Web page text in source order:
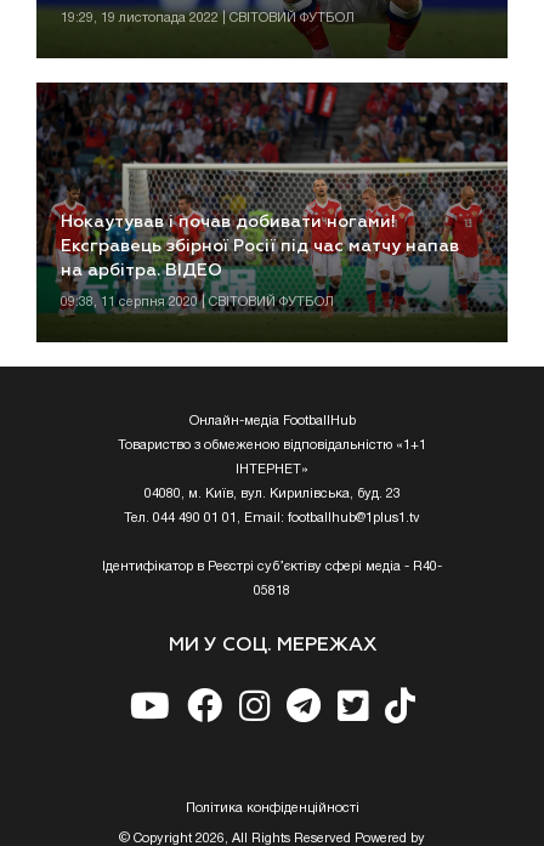
19:29, 19 листопада 2022 | СВІТОВИЙ ФУТБОЛ
Нокаутував і почав добивати ногами!
Ексгравець збірної Росії під час матчу напав
на арбітра. ВІДЕО
09:38, 11 серпня 2020 | СВІТОВИЙ ФУТБОЛ
Онлайн-медіа FootballHub
Товариство з обмеженою відповідальністю «1+1
ІНТЕРНЕТ»
04080, м. Київ, вул. Кирилівська, буд. 23
Тел. 044 490 01 01, Email: footballhub@1plus1.tv
Ідентифікатор в Реєстрі суб’єктіву сфері медіа - R40-
05818
МИ У СОЦ. МЕРЕЖАХ
Полiтика конфiденцiйностi
© Copyright 2026, All Rights Reserved Powered by